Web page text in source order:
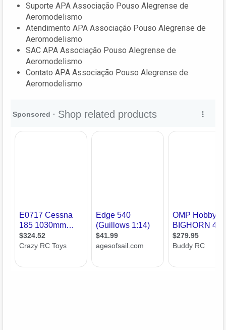
Suporte APA Associação Pouso Alegrense de
Aeromodelismo
Atendimento APA Associação Pouso Alegrense de
Aeromodelismo
SAC APA Associação Pouso Alegrense de
Aeromodelismo
Contato APA Associação Pouso Alegrense de
Aeromodelismo